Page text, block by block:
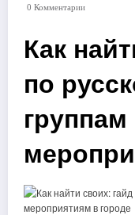
0 Комментарии
Как
по
группам